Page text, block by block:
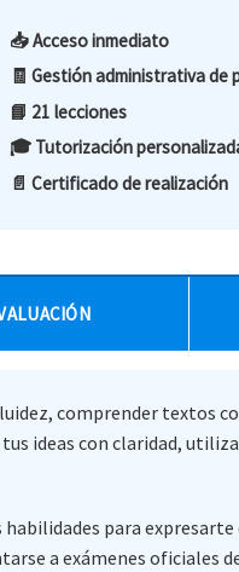
📥 Acceso inmediato
🧾 Gestión administrativa de
📘 21 lecciones
🎓 Tutorización
📄 Certificado de realización
comprender textos
ideas con claridad,
para
a exámenes oficiales